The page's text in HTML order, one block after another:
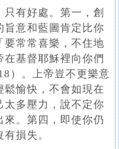
有好處。第一，創
旨意和藍圖肯定比你
要常常喜樂，不住地
基督耶穌裡向你們
）。上帝豈不更樂意
鬆愉快，不會如現在
太多壓力，說不定你
來。第四，即使你仍
損失。